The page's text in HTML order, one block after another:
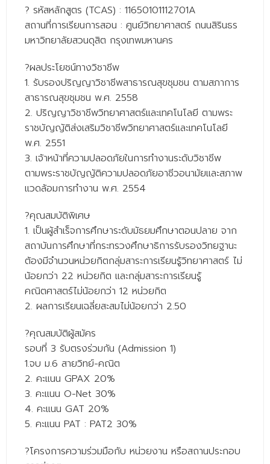
- - วิทยาศาสตร์การแพทย์
- - ความมั่นคงปลอดภัยไซเบอร์
- ศึกษาศาสตรบัณฑิต
- - วิทยาศาสตร์ทั่วไป
- เทคโนโลยีบัณฑิต
- - เทคโนโลยีสารสนเทศ
ศูนย์บริการ
- ศูนย์สิ่งแวดล้อม
- ศูนย์ปัญญาประดิษฐ์เพื่อการศึกษา
สหกิจศึกษา
ข่าว
- กิจกรรม
- ข่าวประชาสัมพันธ์ภายนอก
- ทุน/สมัครงาน/ศึกษาต่อ
? รหัสหลักสูตร (TCAS) : 11650101112701A
สถานที่การเรียนการสอน : ศูนย์วิทยาศาสตร์ ถนนสิรินธร
มหาวิทยาลัยสวนดุสิต กรุงเทพมหานคร
?ผลประโยชน์ทางวิชาชีพ
1. รับรองปริญญาวิชาชีพสาธารณสุขชุมชน ตามสภาการ
สาธารณสุขชุมชน พ.ศ. 2558
2. ปริญญาวิชาชีพวิทยาศาสตร์และเทคโนโลยี ตามพระ
ราชบัญญัติส่งเสริมวิชาชีพวิทยาศาสตร์และเทคโนโลยี
พ.ศ. 2551
3. เจ้าหน้าที่ความปลอดภัยในการทำงานระดับวิชาชีพ
ตามพระราชบัญญัติความปลอดภัยอาชีวอนามัยและสภาพ
แวดล้อมการทำงาน พ.ศ. 2554
?คุณสมบัติพิเศษ
1. เป็นผู้สำเร็จการศึกษาระดับมัธยมศึกษาตอนปลาย จาก
สถาบันการศึกษาที่กระทรวงศึกษาธิการรับรองวิทยฐานะ
ต้องมีจำนวนหน่วยกิตกลุ่มสาระการเรียนรู้วิทยาศาสตร์ ไม่
น้อยกว่า 22 หน่วยกิต และกลุ่มสาระการเรียนรู้
คณิตศาสตร์ไม่น้อยกว่า 12 หน่วยกิต
2. ผลการเรียนเฉลี่ยสะสมไม่น้อยกว่า 2.50
?คุณสมบัติผู้สมัคร
รอบที่ 3 รับตรงร่วมกัน (Admission 1)
1.จบ ม.6 สายวิทย์-คณิต
2. คะแนน GPAX 20%
3. คะแนน O-Net 30%
4. คะแนน GAT 20%
5. คะแนน PAT : PAT2 30%
?โครงการความร่วมมือกับ หน่วยงาน หรือสถานประกอบ